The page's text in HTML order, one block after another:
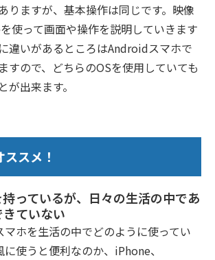
りますが、基本操作は同じです。映像
使って画面や操作を説明していきます
違いがあるところはAndroidスマホで
すので、どちらのOSを使用していても
が出来ます。
スメ！
っているが、日々の生活の中であ
ていない
マホを生活の中でどのように使ってい
使うと便利なのか、iPhone、